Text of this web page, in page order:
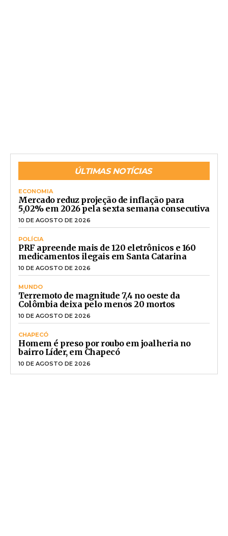
ÚLTIMAS NOTÍCIAS
ECONOMIA
Mercado reduz projeção de inflação para
5,02% em 2026 pela sexta semana consecutiva
10 DE AGOSTO DE 2026
POLÍCIA
PRF apreende mais de 120 eletrônicos e 160
medicamentos ilegais em Santa Catarina
10 DE AGOSTO DE 2026
MUNDO
Terremoto de magnitude 7,4 no oeste da
Colômbia deixa pelo menos 20 mortos
10 DE AGOSTO DE 2026
CHAPECÓ
Homem é preso por roubo em joalheria no
bairro Líder, em Chapecó
10 DE AGOSTO DE 2026